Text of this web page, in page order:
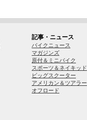
記事・ニュース
バイクニュース
マガジンズ
原付＆ミニバイク
スポーツ＆ネイキッド
ビッグスクーター
アメリカン＆ツアラー
オフロード